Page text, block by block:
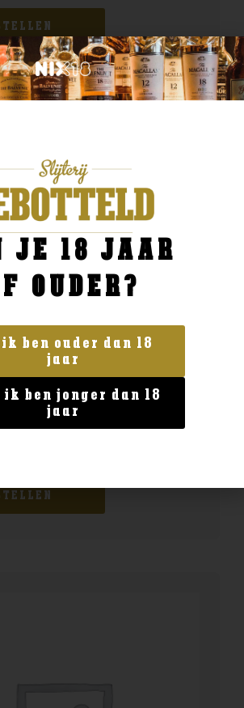
Stout
JE 18 JAAR
OUDER?
ben ouder dan 18
jaar
ik ben jonger dan 18
jaar